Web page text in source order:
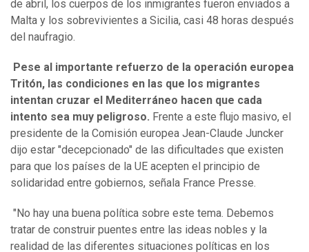
de abril, los cuerpos de los inmigrantes fueron enviados a
Malta y los sobrevivientes a Sicilia, casi 48 horas después
del naufragio.
Pese al importante refuerzo de la operación europea
Tritón, las condiciones en las que los migrantes
intentan cruzar el Mediterráneo hacen que cada
intento sea muy peligroso. Frente a este flujo masivo, el
presidente de la Comisión europea Jean-Claude Juncker
dijo estar "decepcionado" de las dificultades que existen
para que los países de la UE acepten el principio de
solidaridad entre gobiernos, señala France Presse.
"No hay una buena política sobre este tema. Debemos
tratar de construir puentes entre las ideas nobles y la
realidad de las diferentes situaciones políticas en los